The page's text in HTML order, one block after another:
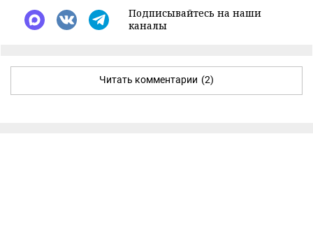
Подписывайтесь на наши
каналы
Читать комментарии (2)